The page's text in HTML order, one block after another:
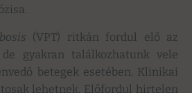
(VPT) ritkán fordul elő az
de gyakran találkozhatunk vele
betegek esetében. Klinikai
lehetnek. Előfordul hirtelen